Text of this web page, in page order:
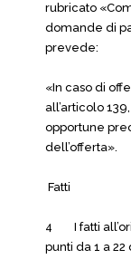
rubricato
domande di
prevede:
«In caso di
all’articolo
opportune
dell’offerta».
Fatti
4 I fatti
punti da 1 a